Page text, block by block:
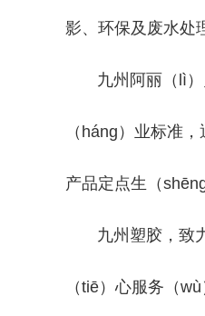
影、环保及废水处
九州阿丽（lì）贝
（háng）业标准
产品定点生（
九州塑胶，致力
（tiē）心服务（wù